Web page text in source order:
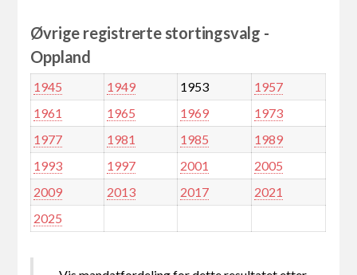
Øvrige registrerte stortingsvalg -
Oppland
1945 1949 1953
1957
1961
1965 1969
1973
1977
1981 1985
1989
1993
1997 2001
2005
2009
2013 2017
2021
2025